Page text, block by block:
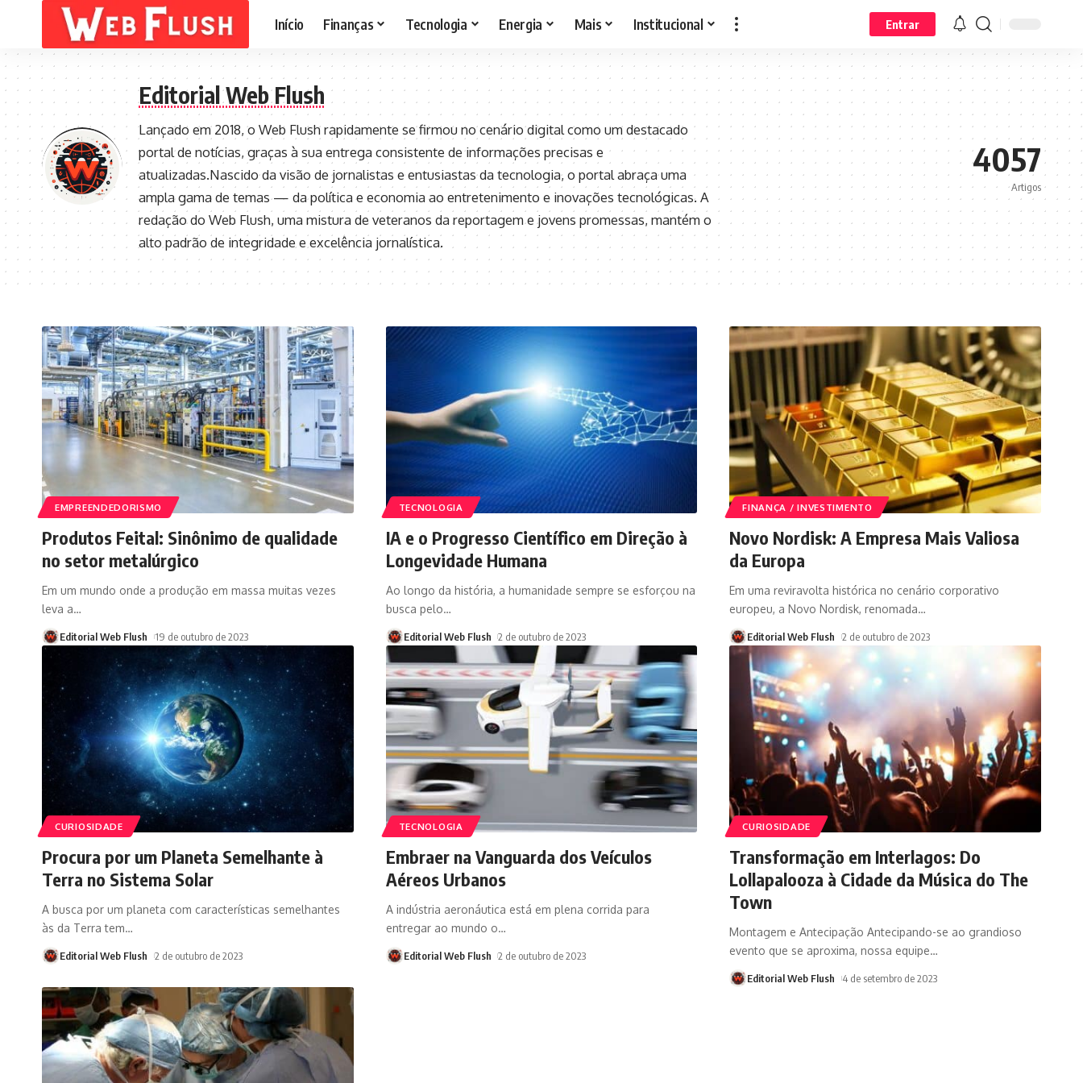
Início Finanças Tecnologia Energia Mais Institucional Entrar
Editorial Web Flush
Lançado em 2018, o Web Flush rapidamente se firmou no cenário digital como um destacado
portal de notícias, graças à sua entrega consistente de informações precisas e
atualizadas.Nascido da visão de jornalistas e entusiastas da tecnologia, o portal abraça uma
ampla gama de temas — da política e economia ao entretenimento e inovações tecnológicas. A
redação do Web Flush, uma mistura de veteranos da reportagem e jovens promessas, mantém o
alto padrão de integridade e excelência jornalística.
4057
Artigos
EMPREENDEDORISMO
Produtos Feital: Sinônimo de qualidade
no setor metalúrgico
Em um mundo onde a produção em massa muitas vezes
leva a…
Editorial Web Flush 19 de outubro de 2023
TECNOLOGIA
IA e o Progresso Científico em Direção à
Longevidade Humana
Ao longo da história, a humanidade sempre se esforçou na
busca pelo…
Editorial Web Flush 2 de outubro de 2023
FINANÇA / INVESTIMENTO
Novo Nordisk: A Empresa Mais Valiosa
da Europa
Em uma reviravolta histórica no cenário corporativo
europeu, a Novo Nordisk, renomada…
Editorial Web Flush 2 de outubro de 2023
CURIOSIDADE
Procura por um Planeta Semelhante à
Terra no Sistema Solar
A busca por um planeta com características semelhantes
às da Terra tem…
Editorial Web Flush 2 de outubro de 2023
TECNOLOGIA
Embraer na Vanguarda dos Veículos
Aéreos Urbanos
A indústria aeronáutica está em plena corrida para
entregar ao mundo o…
Editorial Web Flush 2 de outubro de 2023
CURIOSIDADE
Transformação em Interlagos: Do
Lollapalooza à Cidade da Música do The
Town
Montagem e Antecipação Antecipando-se ao grandioso
evento que se aproxima, nossa equipe…
Editorial Web Flush 4 de setembro de 2023